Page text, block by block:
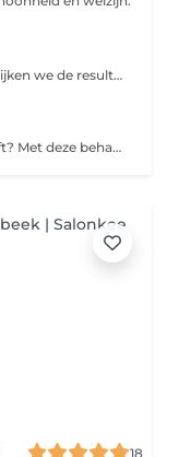
Kom langs voor een huidscan, samen bekijken we de resultaten en hoe we jouw huid kunnen ondersteunen en eventueel kunnen verbeteren. Bij aankoop van onze producten wordt het bedrag van de huidscan in mindering gebracht op je aankoopbedrag (niet geldig voor behandelingen).
Weet jij niet wat je huid precies nodig heeft? Met deze behandeling geven we jouw huid een complete reset. Tijdens de luxe behandeling kijken we naar de unieke behoeften van jouw huid en stellen we een behandeling op maat samen. Zo krijgt jouw huid precies de verzorging en boost die ze nodig heeft, voor een stralende en gezonde glow. Prijs is vanaf €100.
18